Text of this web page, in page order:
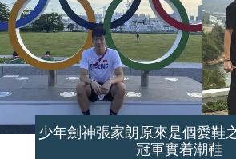
少年劍神張家朗原來是個愛鞋
冠軍實着潮鞋